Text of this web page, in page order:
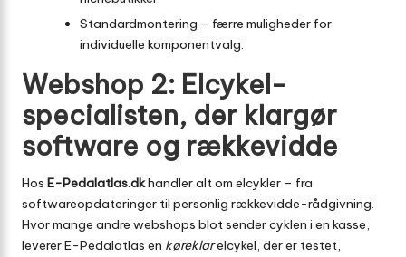
Standardmontering – færre muligheder for
individuelle komponentvalg.
Webshop 2: Elcykel-
specialisten, der klargør
software og rækkevidde
Hos E-Pedalatlas.dkhandler alt om elcykler – fra
softwareopdateringer til personlig rækkevidde-rådgivning.
Hvor mange andre webshops blot sender cyklen i en kasse,
leverer E-Pedalatlas en køreklarelcykel, der er testet,